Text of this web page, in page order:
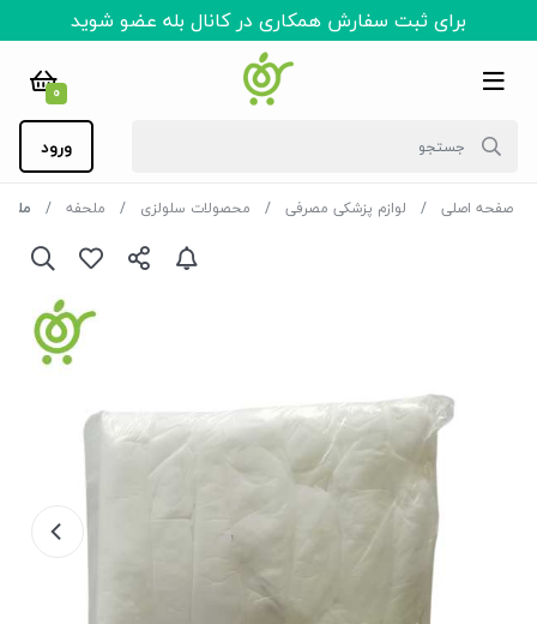
برای ثبت سفارش همکاری در کانال بله عضو شوید
0
ورود
صفحه اصلی لوازم پزشکی مصرفی محصولات سلولزی ملحفه ملحفه